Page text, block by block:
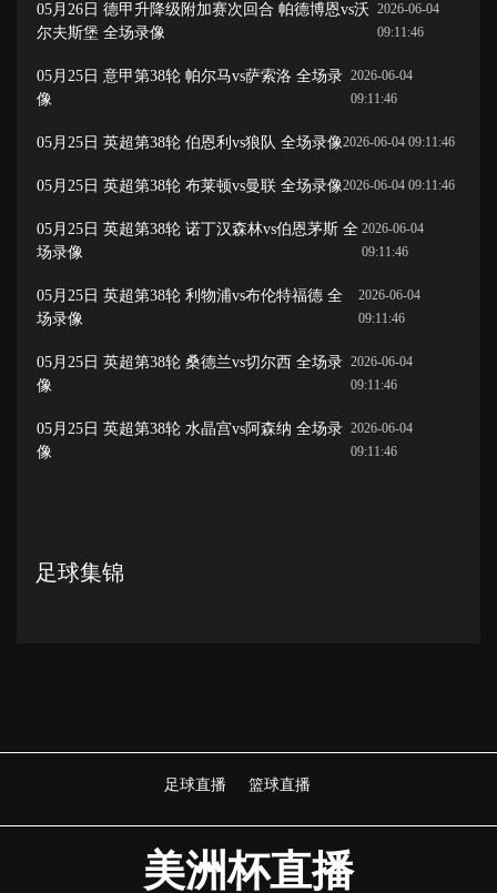
05月26日 德甲升降级附加赛次回合 帕德博恩vs沃
尔夫斯堡 全场录像
2026-06-04
09:11:46
05月25日 意甲第38轮 帕尔马vs萨索洛 全场录
像
2026-06-04
09:11:46
05月25日 英超第38轮 伯恩利vs狼队 全场录像2026-06-04 09:11:46
05月25日 英超第38轮 布莱顿vs曼联 全场录像2026-06-04 09:11:46
05月25日 英超第38轮 诺丁汉森林vs伯恩茅斯 全
场录像
2026-06-04
09:11:46
05月25日 英超第38轮 利物浦vs布伦特福德 全
场录像
2026-06-04
09:11:46
05月25日 英超第38轮 桑德兰vs切尔西 全场录
像
2026-06-04
09:11:46
05月25日 英超第38轮 水晶宫vs阿森纳 全场录
像
2026-06-04
09:11:46
足球集锦
足球直播 篮球直播
美洲杯直播